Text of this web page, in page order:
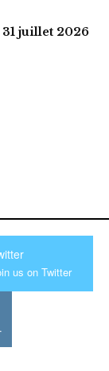
juillet 2026
us on Twitter